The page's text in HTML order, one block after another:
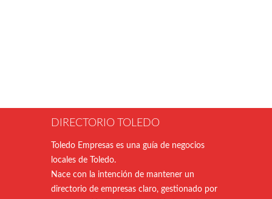
DIRECTORIO TOLEDO
Toledo Empresas es una guía de negocios
locales de Toledo.
Nace con la intención de mantener un
directorio de empresas claro, gestionado por